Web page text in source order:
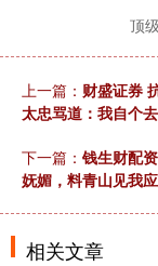
顶
上一篇： 财盛证券
太忠骂道：我自个去
下一篇： 钱生财配
妩媚，料青山见我
相关文章